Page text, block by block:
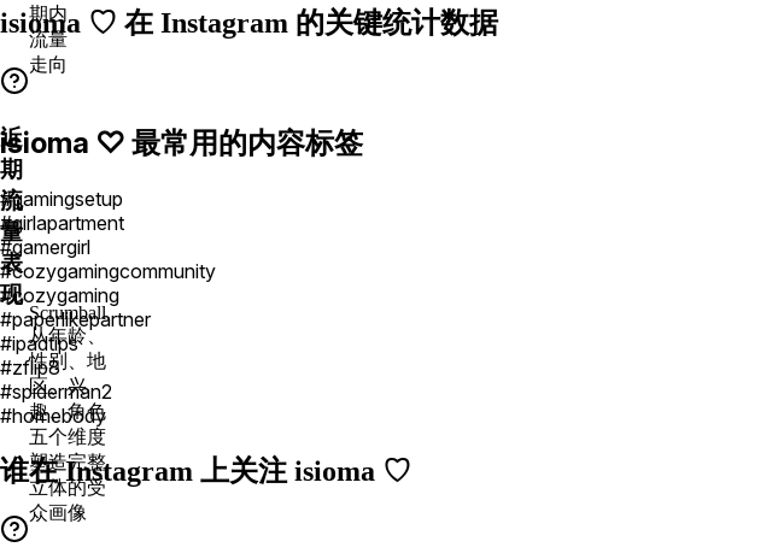
isioma ♡ 在 Instagram 的关键统计数据
期内
流量
走向
近
期
流
量
表
现
isioma ♡ 最常用的内容标签
#gamingsetup
#girlapartment
#gamergirl
#cozygamingcommunity
#cozygaming
#paperlikepartner
#ipadtips
#zflip8
#spiderman2
#homebody
谁在 Instagram 上关注 isioma ♡
Scrumball
从年龄、
性别、地
区、兴
趣、角色
五个维度
塑造完整
立体的受
众画像